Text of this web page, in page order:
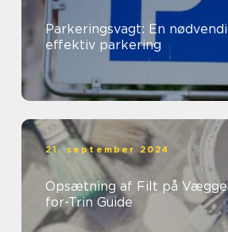
Parkeringsvagt: En
effektiv parkering
21. september 2024
Opsætning af Filt på
for-Trin Guide